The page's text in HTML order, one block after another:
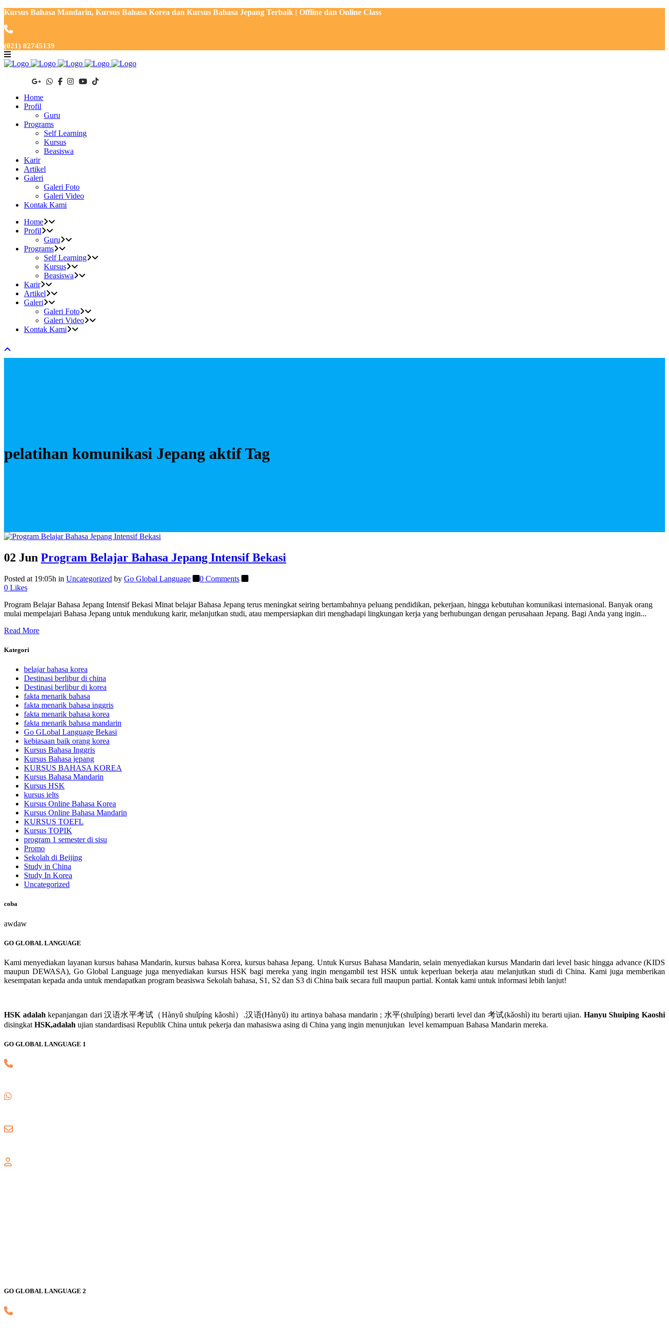
Kursus Bahasa Mandarin, Kursus Bahasa Korea dan Kursus Bahasa Jepang Terbaik | Offline dan Online Class
(021) 82745139
Home
Profil
Guru
Programs
Self Learning
Kursus
Beasiswa
Karir
Artikel
Galeri
Galeri Foto
Galeri Video
Kontak Kami
Home
Profil
Guru
Programs
Self Learning
Kursus
Beasiswa
Karir
Artikel
Galeri
Galeri Foto
Galeri Video
Kontak Kami
pelatihan komunikasi Jepang aktif Tag
02 Jun Program Belajar Bahasa Jepang Intensif Bekasi
Posted at 19:05h in Uncategorized by Go Global Language
0 Comments
0 Likes
Program Belajar Bahasa Jepang Intensif Bekasi Minat belajar Bahasa Jepang terus meningkat seiring bertambahnya peluang pendidikan, pekerjaan, hingga kebutuhan komunikasi internasional. Banyak orang
mulai mempelajari Bahasa Jepang untuk mendukung karir, melanjutkan studi, atau mempersiapkan diri menghadapi lingkungan kerja yang berhubungan dengan perusahaan Jepang. Bagi Anda yang ingin...
Read More
Kategori
belajar bahasa korea
Destinasi berlibur di china
Destinasi berlibur di korea
fakta menarik bahasa
fakta menarik bahasa inggris
fakta menarik bahasa korea
fakta menarik bahasa mandarin
Go GLobal Language Bekasi
kebiasaan baik orang korea
Kursus Bahasa Inggris
Kursus Bahasa jepang
KURSUS BAHASA KOREA
Kursus Bahasa Mandarin
Kursus HSK
kursus ielts
Kursus Online Bahasa Korea
Kursus Online Bahasa Mandarin
KURSUS TOEFL
Kursus TOPIK
program 1 semester di sisu
Promo
Sekolah di Beijing
Study in China
Study In Korea
Uncategorized
coba
awdaw
GO GLOBAL LANGUAGE
Kami menyediakan layanan kursus bahasa Mandarin, kursus bahasa Korea, kursus bahasa Jepang. Untuk Kursus Bahasa Mandarin, selain menyediakan kursus Mandarin dari level basic hingga advance (KIDS
maupun DEWASA), Go Global Language juga menyediakan kursus HSK bagi mereka yang ingin mengambil test HSK untuk keperluan bekerja atau melanjutkan studi di China. Kami juga memberikan
kesempatan kepada anda untuk mendapatkan program beasiswa Sekolah bahasa, S1, S2 dan S3 di China baik secara full maupun partial. Kontak kami untuk informasi lebih lanjut!
HSK adalah kepanjangan dari 汉语水平考试（Hànyǔ shuǐpíng kǎoshì）.汉语(Hànyǔ) itu artinya bahasa mandarin ; 水平(shuǐpíng) berarti level dan 考试(kǎoshì) itu berarti ujian. Hanyu Shuiping Kaoshi
disingkat HSK,adalah ujian standardisasi Republik China untuk pekerja dan mahasiswa asing di China yang ingin menunjukan level kemampuan Bahasa Mandarin mereka.
GO GLOBAL LANGUAGE 1
GO GLOBAL LANGUAGE 2